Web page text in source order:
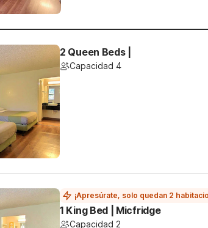
2 Queen Beds |
Capacidad 4
¡Apresúrate, solo quedan 2
1 King Bed | Micfridge
Capacidad 2